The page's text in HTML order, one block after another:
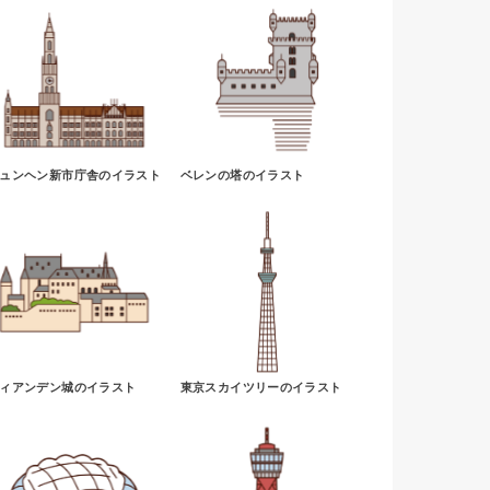
ンヘン新市庁舎のイラスト ベレンの塔のイラスト
アンデン城のイラスト 東京スカイツリーのイラスト